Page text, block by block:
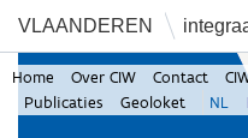
VLAANDEREN
Home Over CIW Contact
Publicaties
Geoloket NL